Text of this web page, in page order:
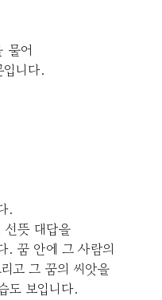
물어
니다.
.
선뜻 대답을
. 꿈 안에 그 사람의
고 그 꿈의 씨앗을
도 보입니다.